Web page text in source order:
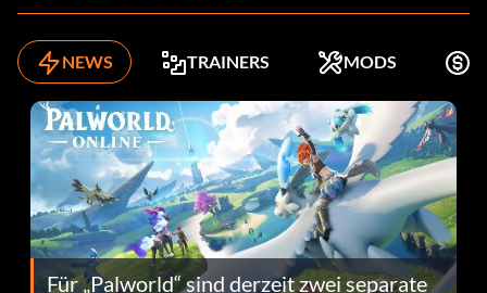
NEWS TRAINERS MODS
Für „Palworld“ sind derzeit zwei separate